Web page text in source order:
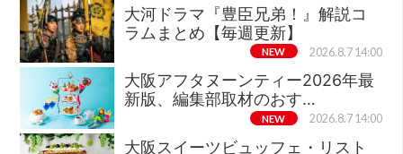
大河ドラマ『豊臣兄弟！』解説コ
ラムまとめ【毎週更新】
NEW 2026.8.7 14:00
大阪アフタヌーンティー2026年最
新版、編集部取材のおす…
NEW 2026.8.7 14:00
大阪スイーツビュッフェ・リスト